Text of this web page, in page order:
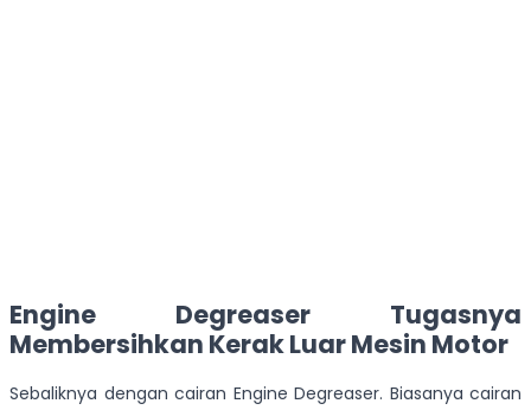
Engine Degreaser Tugasnya
Membersihkan Kerak Luar Mesin Motor
Sebaliknya dengan cairan Engine Degreaser. Biasanya cairan